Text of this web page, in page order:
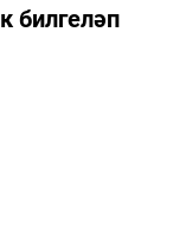
билгеләп